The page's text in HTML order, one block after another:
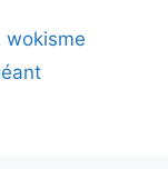
wokisme